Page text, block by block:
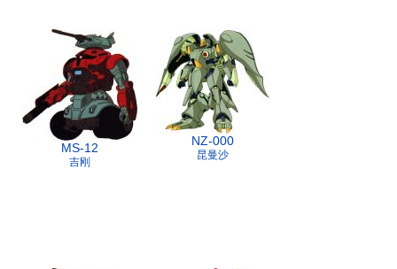
MS-12
吉刚
NZ-000
昆曼沙